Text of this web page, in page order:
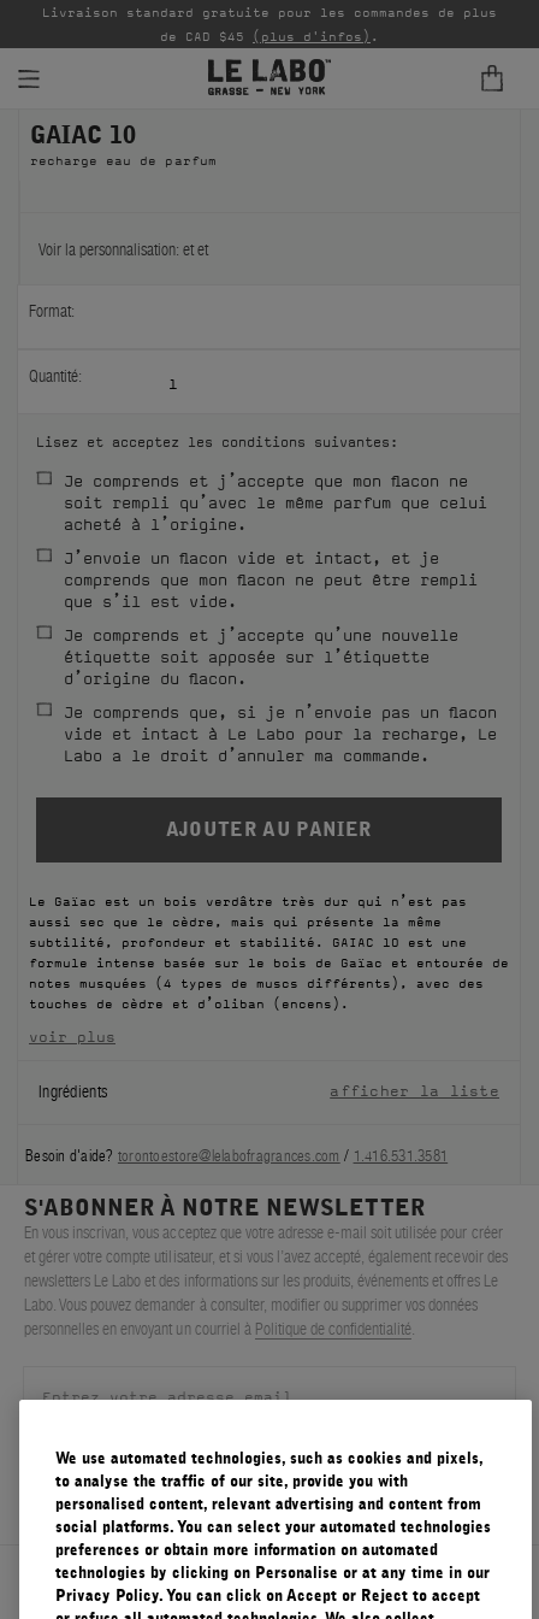
PARFUMS
INTÉRIEUR
BODY — HAIR — FACE
ÉCHANTILLONS
À PROPOS
Compte
Panier
(0)
Livraison standard gratuite pour les commandes de plus
de CAD $45 (plus d'infos) .
GAIAC 10
recharge eau de parfum
Voir la personnalisation: etet
Format:
Quantité: 1
Lisez et acceptez les conditions suivantes:
Je comprends et j’accepte que mon flacon ne
soit rempli qu’avec le même parfum que celui
acheté à l’origine.
J’envoie un flacon vide et intact, et je
comprends que mon flacon ne peut être rempli
que s’il est vide.
Je comprends et j’accepte qu’une nouvelle
étiquette soit apposée sur l’étiquette
d’origine du flacon.
Je comprends que, si je n’envoie pas un flacon
vide et intact à Le Labo pour la recharge, Le
Labo a le droit d’annuler ma commande.
Le Gaïac est un bois verdâtre très dur qui n’est pas
aussi sec que le cèdre, mais qui présente la même
subtilité, profondeur et stabilité. GAIAC 10 est une
formule intense basée sur le bois de Gaïac et entourée de
notes musquées (4 types de muscs différents), avec des
touches de cèdre et d’oliban (encens).
voir plus
Ingrédients afficher la liste
Besoin d'aide? torontoestore@lelabofragrances.com / 1.416.531.3581
À propos de Le Labo
S'ABONNER À NOTRE NEWSLETTER
En vous inscrivan, vous acceptez que votre adresse e-mail soit utilisée pour créer
et gérer votre compte utilisateur, et si vous l’avez accepté, également recevoir des
newsletters Le Labo et des informations sur les produits, événements et offres Le
Labo. Vous pouvez demander à consulter, modifier ou supprimer vos données
personnelles en envoyant un courriel à Politique de confidentialité
S'ENREGISTRER
We use automated technologies, such as cookies and pixels,
to analyse the traffic of our site, provide you with
personalised content, relevant advertising and content from
social platforms. You can select your automated technologies
preferences or obtain more information on automated
technologies by clicking on Personalise or at any time in our
Privacy Policy. You can click on Accept or Reject to accept